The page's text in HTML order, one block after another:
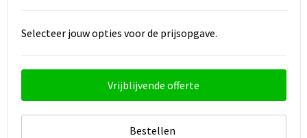
Selecteer jouw opties voor de prijsopgave.
Vrijblijvende offerte
Bestellen